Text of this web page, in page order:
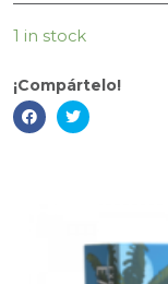
1 in stock
¡Compártelo!